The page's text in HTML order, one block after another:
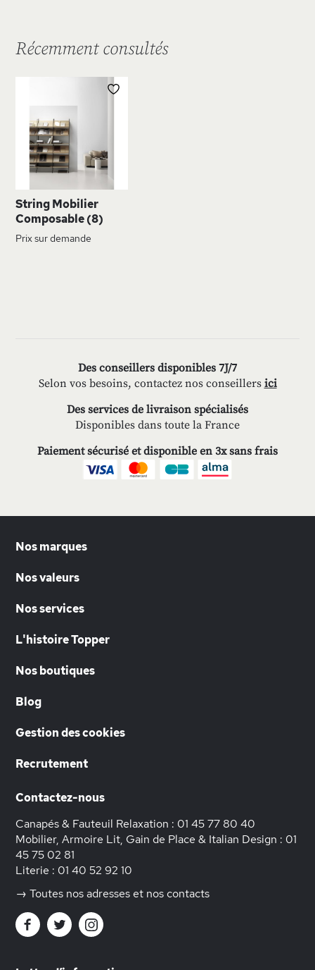
Récemment consultés
String Mobilier
Composable (8)
Prix sur demande
Des conseillers disponibles 7J/7
Selon vos besoins, contactez nos conseillers ici
Des services de livraison spécialisés
Disponibles dans toute la France
Paiement sécurisé et disponible en 3x sans frais
Nos marques
Nos valeurs
Nos services
L'histoire Topper
Nos boutiques
Blog
Gestion des cookies
Recrutement
Contactez-nous
Canapés & Fauteuil Relaxation : 01 45 77 80 40
Mobilier, Armoire Lit, Gain de Place & Italian Design : 01
45 75 02 81
Literie : 01 40 52 92 10
→ Toutes nos adresses et nos contacts